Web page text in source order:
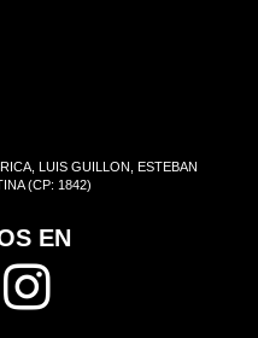
LUIS GUILLON, ESTEBAN
(CP: 1842)
EN